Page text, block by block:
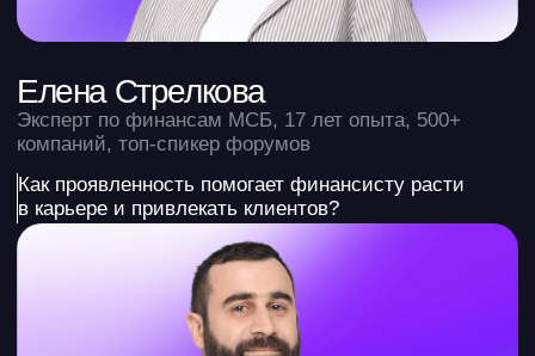
«Методология внедрения
отчётности: от первых интеграций
до готовых отчётов»
Как настроить автоматическое формирование
отчётов
Как выбрать систему автоматизации
Как обеспечить качество данных
Оксана Ткаченко
Финансовый директор
«Как создать финмодель через
нейросети без прикосновения